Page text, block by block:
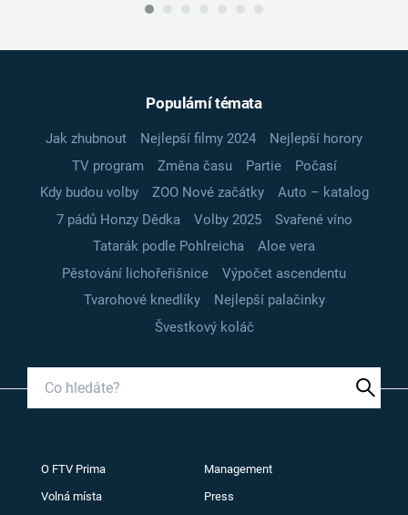
Populární témata
Jak zhubnout Nejlepší filmy 2024
Nejlepší horory
TV program
Změna času Partie
Počasí
Kdy budou volby
ZOO Nové začátky
Auto – katalog
7 pádů Honzy Dědka
Volby 2025
Svařené víno
Tatarák podle Pohlreicha
Aloe vera
Pěstování lichořeřišnice
Výpočet ascendentu
Tvarohové knedlíky
Nejlepší palačinky
Švestkový koláč
O FTV Prima Management
Volná místa Press